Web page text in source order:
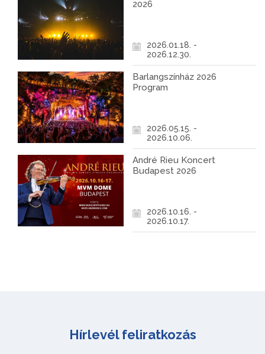
2026
2026.01.18. -
2026.12.30.
Barlangszínház 2026
Program
2026.05.15. -
2026.10.06.
André Rieu Koncert
Budapest 2026
2026.10.16. -
2026.10.17.
Hírlevél feliratkozás